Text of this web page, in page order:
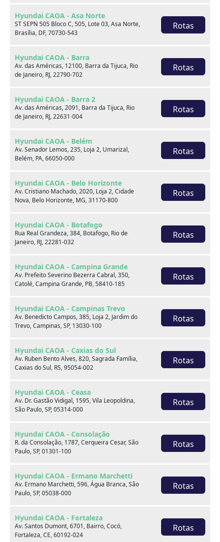
Hyundai CAOA - Asa Norte
ST SEPN 505 Bloco C, 505, Lote 03, Asa Norte,
Brasília, DF, 70730-543
Rotas
Hyundai CAOA - Barra
Av. das Américas, 12100, Barra da Tijuca, Rio
de Janeiro, RJ, 22790-702
Rotas
Hyundai CAOA - Barra 2
Av. das Américas, 2091, Barra da Tijuca, Rio
de Janeiro, RJ, 22631-004
Rotas
Hyundai CAOA - Belém
Av. Senador Lemos, 235, Loja 2, Umarizal,
Belém, PA, 66050-000
Rotas
Hyundai CAOA - Belo Horizonte
Av. Cristiano Machado, 2020, Loja 2, Cidade
Nova, Belo Horizonte, MG, 31170-800
Rotas
Hyundai CAOA - Botafogo
Rua Real Grandeza, 384, Botafogo, Rio de
Janeiro, RJ, 22281-032
Rotas
Hyundai CAOA - Campina Grande
Av. Prefeito Severino Bezerra Cabral, 350,
Catolé, Campina Grande, PB, 58410-185
Rotas
Hyundai CAOA - Campinas Trevo
Av. Benedicto Campos, 385, Loja 2, Jardim do
Trevo, Campinas, SP, 13030-100
Rotas
Hyundai CAOA - Caxias do Sul
Av. Ruben Bento Alves, 820, Sagrada Família,
Caxias do Sul, RS, 95054-002
Rotas
Hyundai CAOA - Ceasa
Av. Dr. Gastão Vidigal, 1595, Vila Leopoldina,
São Paulo, SP, 05314-000
Rotas
Hyundai CAOA - Consolação
R. da Consolação, 1787, Cerqueira Cesar, São
Paulo, SP, 01301-100
Rotas
Hyundai CAOA - Ermano Marchetti
Av. Ermano Marchetti, 596, Água Branca, São
Paulo, SP, 05038-000
Rotas
Hyundai CAOA - Fortaleza
Av. Santos Dumont, 6701, Bairro, Cocó,
Fortaleza, CE, 60192-024
Rotas
Venda seu usado
Consórcio
CAOA Changan | A21 - Tatuapé
CAOA Changan | A21 - Tatuapé
Rua Serra do Japi, 1275 Tatuapé, São Paulo, SP, 03309-
001